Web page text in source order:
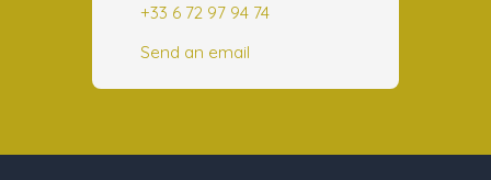
+33 6 72 97 94 74
Send an email